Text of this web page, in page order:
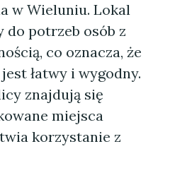
w Wieluniu. Lokal
do potrzeb osób z
co oznacza, że
łatwy i wygodny.
znajdują się
miejsca
korzystanie z